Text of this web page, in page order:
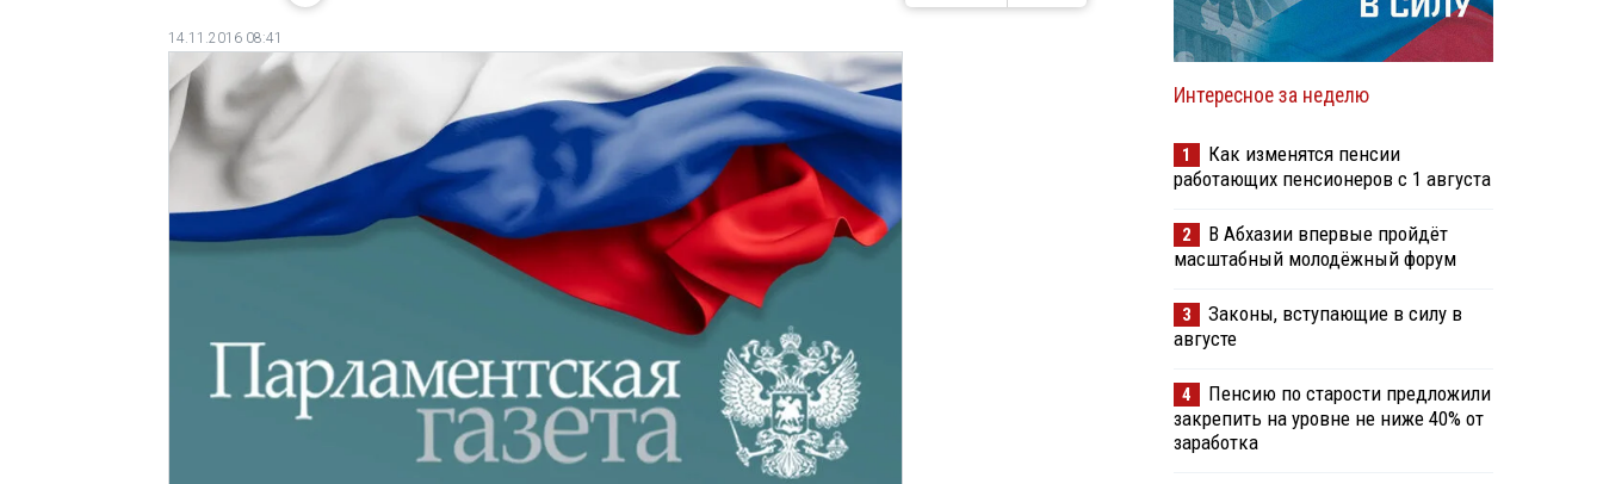
14.11.2016 08:41
Интересное за неделю
1
Как изменятся пенсии
работающих пенсионеров с 1 августа
2
В Абхазии впервые пройдёт
масштабный молодёжный форум
3
Законы, вступающие в силу в
августе
4
Пенсию по старости предложили
закрепить на уровне не ниже 40% от
заработка